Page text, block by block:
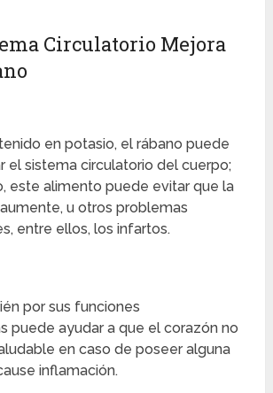
Circulatorio Mejora
en potasio, el rábano puede
el sistema circulatorio del cuerpo;
este alimento puede evitar que la
u otros problemas
entre ellos, los infartos.
por sus funciones
puede ayudar a que el corazón no
en caso de poseer alguna
inflamación.